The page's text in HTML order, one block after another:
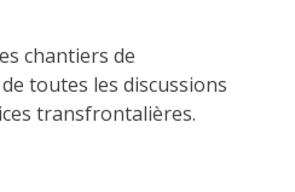
chantiers de
toutes les discussions
transfrontalières.